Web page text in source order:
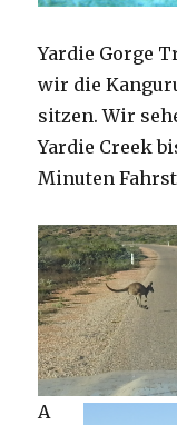
Yardie Gorge
wir die
sitzen. Wir
Yardie Creek
Minuten
A